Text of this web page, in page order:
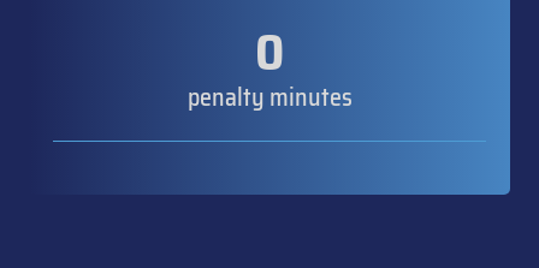
0
penalty minutes